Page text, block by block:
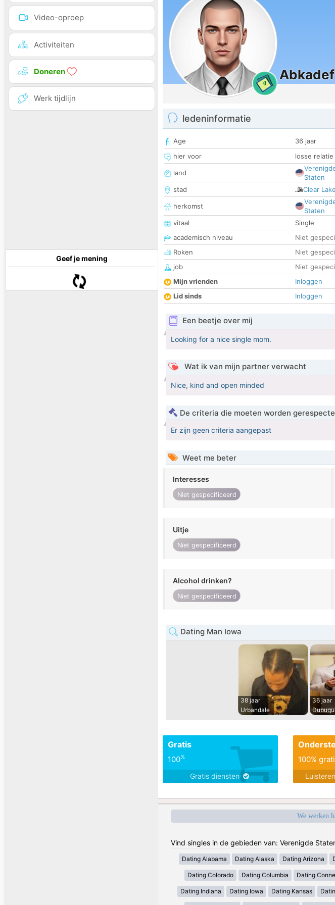
Video-oproep
Activiteiten
Doneren
Werk tijdlijn
Geef je mening
0
Abkadef
ledeninformatie
Age
36 jaar
hier voor
losse relatie
land
Staten
stad
Clear Lake
herkomst
Staten
vitaal
Single
academisch niveau
Niet
Roken
Niet
job
Niet
Mijn vrienden
Inloggen
Lid sinds
Inloggen
Een beetje over mij
Looking for a nice single mom.
Wat ik van mijn partner verwacht
Nice, kind and open minded
De criteria die moeten worden
Er zijn geen criteria aangepast
Weet me beter
Interesses
Niet gespecificeerd
Uitje
Niet gespecificeerd
Alcohol drinken?
Niet gespecificeerd
Dating Man Iowa
38 jaar
Urbandale
36 jaar
Gratis
100%
Gratis diensten
100%
We werken
Vind singles in de gebieden van: Verenigde
Dating Alabama Dating Alaska Dating Arizona
Dating Colorado Dating Columbia Dating
Dating Indiana Dating Iowa Dating Kansas